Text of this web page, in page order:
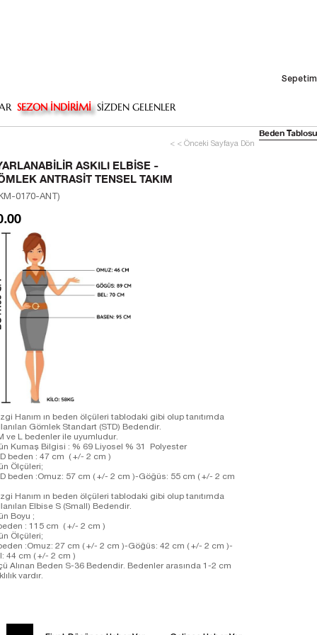
Sepetim
SEZON İNDİRİMİ SİZDEN GELENLER
< < Önceki Sayfaya Dön
ASKILI ELBISE -
ANTRASIT TENSEL TAKIM
0170-ANT)
Hanım ın beden ölçüleri tablodaki gibi olup tanıtımda
Gömlek Standart (STD) Bedendir.
ve L bedenler ile uyumludur.
Kumaş Bilgisi : % 69 Liyosel % 31 Polyester
beden : 47 cm ( +/- 2 cm )
Ölçüleri;
beden :Omuz: 57 cm ( +/- 2 cm )-Göğüs: 55 cm ( +/- 2 cm
Hanım ın beden ölçüleri tablodaki gibi olup tanıtımda
Elbise S (Small) Bedendir.
Boyu ;
: 115 cm ( +/- 2 cm )
Ölçüleri;
:Omuz: 27 cm ( +/- 2 cm )-Göğüs: 42 cm ( +/- 2 cm )-
44 cm ( +/- 2 cm )
Alınan Beden S-36 Bedendir. Bedenler arasında 1-2 cm
vardır.
Beden Tablosu